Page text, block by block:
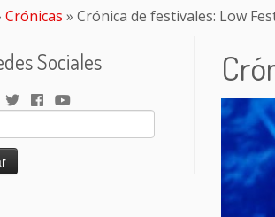
Crónicas » Crónica de festivales: Low
Sociales